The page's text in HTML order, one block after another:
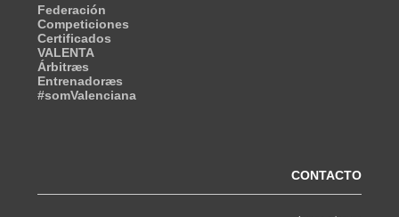
Federación
Competiciones
Certificados
VALENTA
Árbitræs
Entrenadoræs
#somValenciana
CONTACTO